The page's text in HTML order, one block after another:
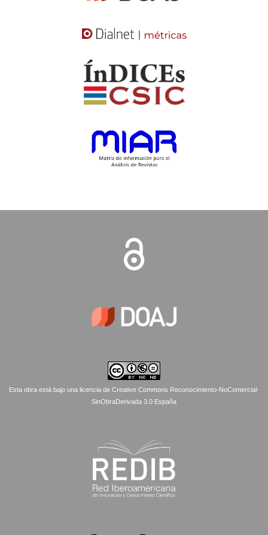
Esta obra está bajo una licencia de Creative Commons Reconocimiento-NoComercial-
SinObraDerivada 3.0 España